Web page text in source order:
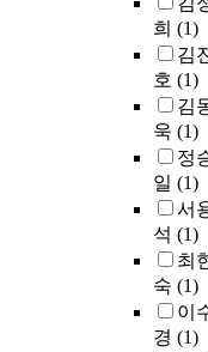
희 (1)
김
호 (1)
김
욱 (1)
정
일 (1)
서
석 (1)
최
숙 (1)
이
경 (1)